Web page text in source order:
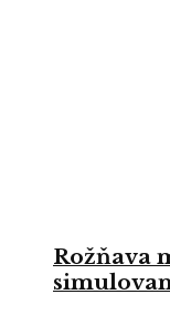
Rožňava